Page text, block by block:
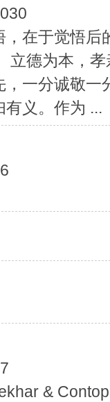
在于觉悟后
立德为本，
一分诚敬一
义。作为 ...
&